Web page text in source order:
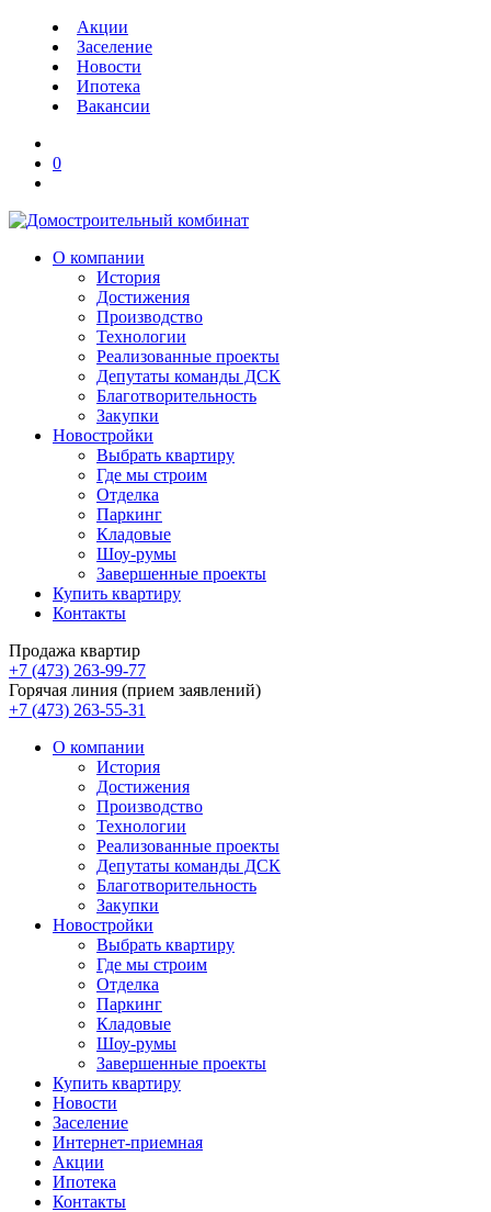
Акции
Заселение
Новости
Ипотека
Вакансии
0
О компании
История
Достижения
Производство
Технологии
Реализованные проекты
Депутаты команды ДСК
Благотворительность
Закупки
Новостройки
Выбрать квартиру
Где мы строим
Отделка
Паркинг
Кладовые
Шоу-румы
Завершенные проекты
Купить квартиру
Контакты
Продажа квартир
+7 (473) 263-99-77
Горячая линия (прием заявлений)
+7 (473) 263-55-31
О компании
История
Достижения
Производство
Технологии
Реализованные проекты
Депутаты команды ДСК
Благотворительность
Закупки
Новостройки
Выбрать квартиру
Где мы строим
Отделка
Паркинг
Кладовые
Шоу-румы
Завершенные проекты
Купить квартиру
Новости
Заселение
Интернет-приемная
Акции
Ипотека
Контакты